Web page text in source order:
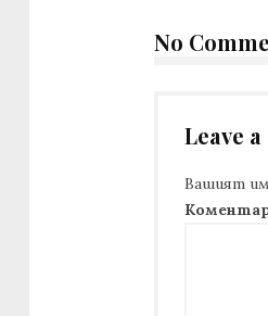
No
Leave
Вашият